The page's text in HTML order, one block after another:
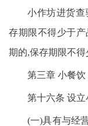
小作坊进货
存期限不得少于
期的,保存期限不得
第三章 小餐饮
第十六条 设
(一)具有与经